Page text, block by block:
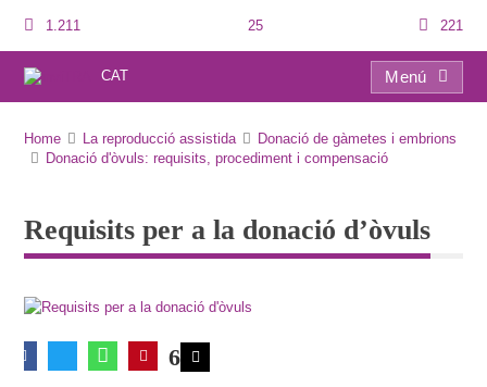
1.211 25 221
CAT
Menú
Home La reproducció assistida
Donació de gàmetes i embrions
Donació d'òvuls: requisits, procediment i compensació
Requisits per a la donació d’òvuls
6